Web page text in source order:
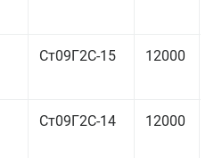
Ст09Г2С-15 12000
Ст09Г2С-14 12000